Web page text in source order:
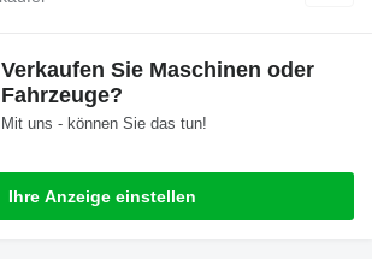
Verkaufen Sie Maschinen oder
Fahrzeuge?
Mit uns - können Sie das tun!
Ihre Anzeige einstellen